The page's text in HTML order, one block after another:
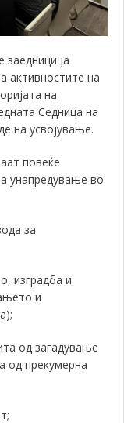
заедници ја
активностите на
на
Седница на
на усвојување.
повеќе
унапредување во
за
изградба и
и
од загадување
од прекумерна